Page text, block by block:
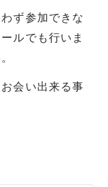
ず参加できな
ルでも行いま
会い出来る事